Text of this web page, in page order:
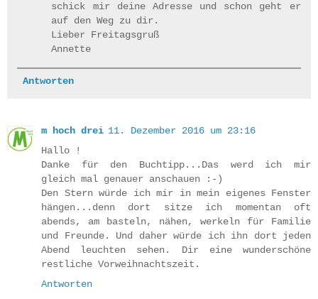
schick mir deine Adresse und schon geht er
auf den Weg zu dir.
Lieber Freitagsgruß
Annette
Antworten
m hoch drei 11. Dezember 2016 um 23:16
Hallo !
Danke für den Buchtipp...Das werd ich mir
gleich mal genauer anschauen :-)
Den Stern würde ich mir in mein eigenes Fenster
hängen...denn dort sitze ich momentan oft
abends, am basteln, nähen, werkeln für Familie
und Freunde. Und daher würde ich ihn dort jeden
Abend leuchten sehen. Dir eine wunderschöne
restliche Vorweihnachtszeit.
Antworten